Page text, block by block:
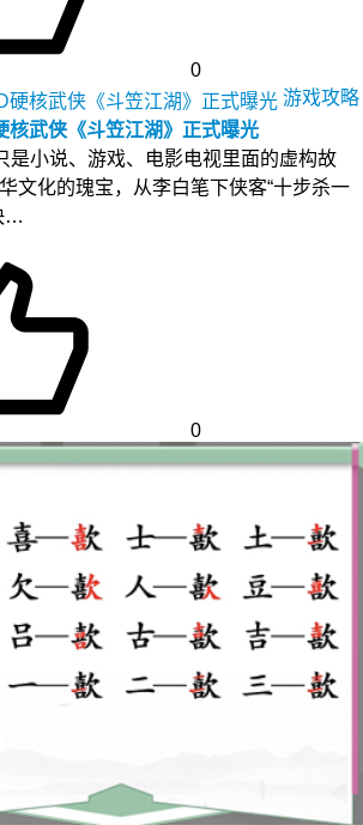
0
游戏攻略
核武侠《斗笠江湖》正式曝光
小说、游戏、电影电视里面的虚构故
文化的瑰宝，从李白笔下侠客“十步杀一
…
0